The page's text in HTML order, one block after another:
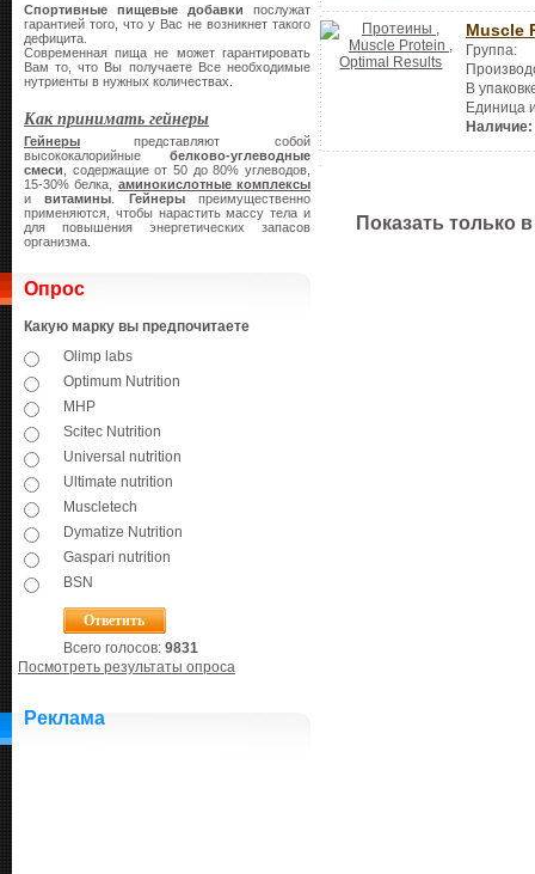
Спортивные пищевые добавки послужат
гарантией того, что у Вас не возникнет такого
дефицита.
Современная пища не может гарантировать
Вам то, что Вы получаете Все необходимые
нутриенты в нужных количествах.
Как принимать гейнеры
Гейнеры представляют собой
высококалорийные белково-углеводные
смеси , содержащие от 50 до 80% углеводов,
15-30% белка, аминокислотные комплексы
ивитамины Гейнерыпреимущественно
применяются, чтобы нарастить массу тела и
для повышения энергетических запасов
организма.
Опрос
Какую марку вы предпочитаете
Olimp labs
Optimum Nutrition
MHP
Scitec Nutrition
Universal nutrition
Ultimate nutrition
Muscletech
Dymatize Nutrition
Gaspari nutrition
BSN
Всего голосов: 9831
Посмотреть результаты опроса
Реклама
Muscle
Группа:
В
Единица
Наличие:
Показать только